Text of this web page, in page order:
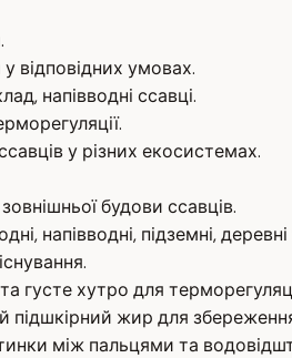
у відповідних умовах.
напівводні ссавці.
у різних екосистемах.
будови ссавців.
напівводні, підземні, деревні
густе хутро для
підшкірний жир для
між пальцями та